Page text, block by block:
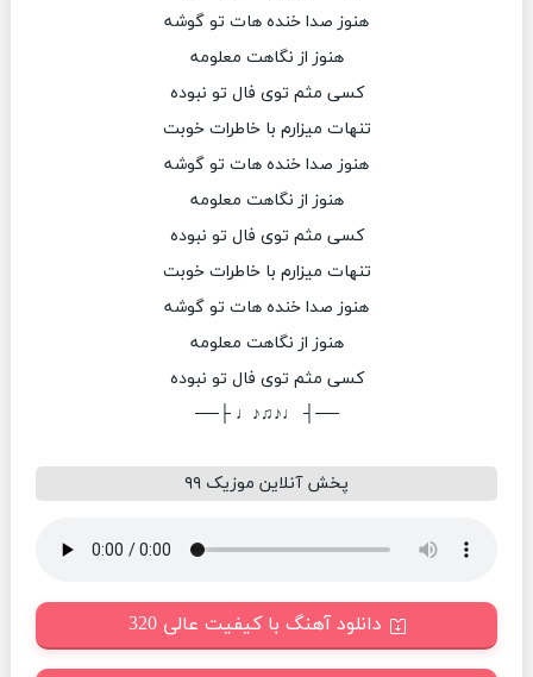
هنوز صدا خنده هات تو گوشه
هنوز از نگاهت معلومه
کسی مثم توی فال تو نبوده
تنهات میزارم با خاطرات خوبت
هنوز صدا خنده هات تو گوشه
هنوز از نگاهت معلومه
کسی مثم توی فال تو نبوده
تنهات میزارم با خاطرات خوبت
هنوز صدا خنده هات تو گوشه
هنوز از نگاهت معلومه
کسی مثم توی فال تو نبوده
──┤ ♩♪♫♪♩ ├──
پخش آنلاین موزیک ۹۹
دانلود آهنگ با کیفیت عالی 320